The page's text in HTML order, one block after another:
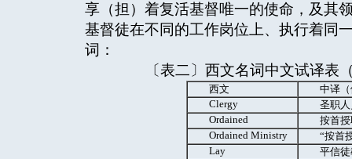
享（担）着复活基督唯一的使命，及其
基督徒在不同的工作岗位上、执行着同
词：
〔表二〕西文名词中文试译表
西文
中译
Clergy
圣职
Ordained
按首
Ordained Ministry
“按首
Lay
平信